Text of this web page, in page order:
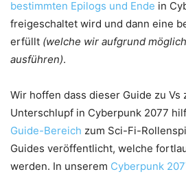
bestimmten Epilogs und Ende in
freigeschaltet wird und dann eine
erfüllt (welche wir aufgrund
ausführen).
Wir hoffen dass dieser Guide zu Vs
Unterschlupf in Cyberpunk 2077
Guide-Bereich zum Sci-Fi-
Guides veröffentlicht, welche
werden. In unserem Cyberpunk